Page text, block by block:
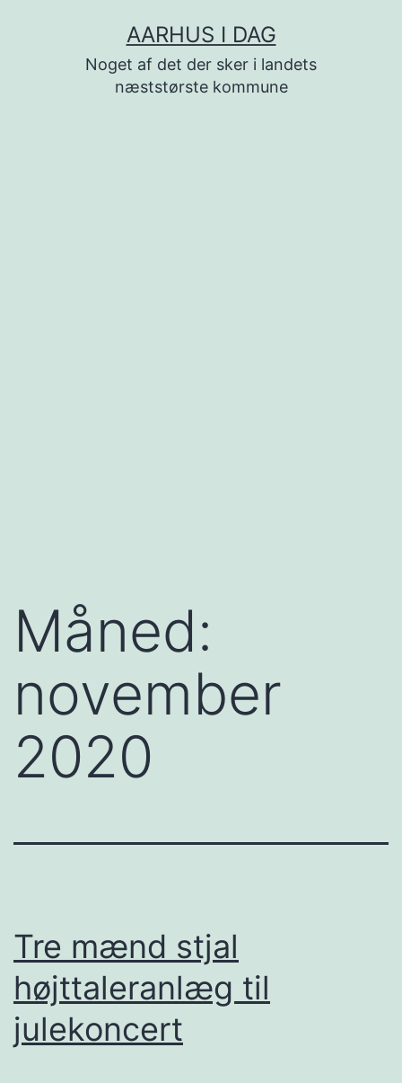
AARHUS I DAG
Noget af det der sker i landets
næststørste kommune
Måned:
november
2020
Tre mænd stjal
højttaleranlæg til
julekoncert